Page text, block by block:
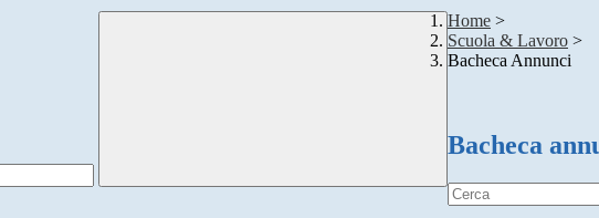
Home >
Scuola & Lavoro >
Bacheca Annunci
Bacheca